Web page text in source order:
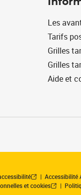
Les
Tarifs
Grilles
Grilles
Aide et
Accessibilité
et cookies